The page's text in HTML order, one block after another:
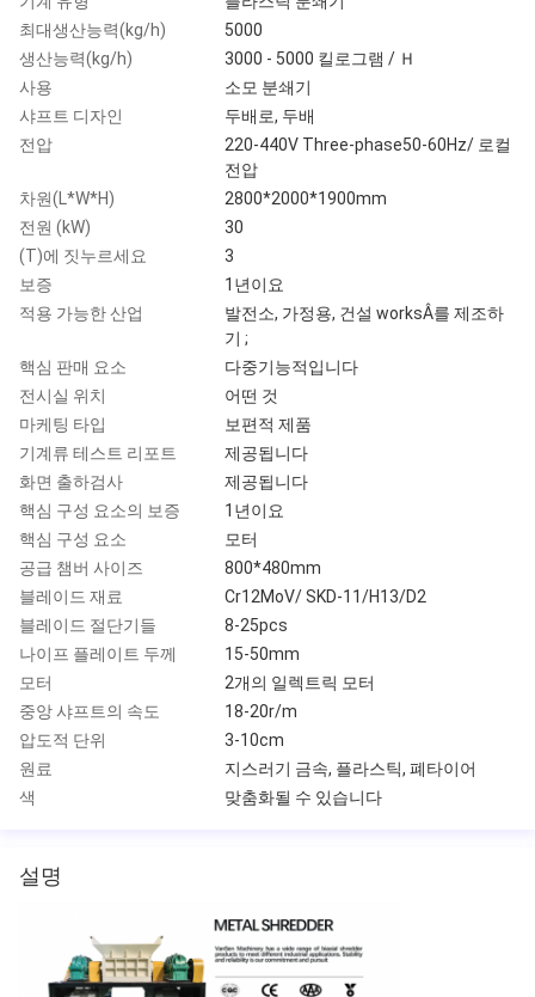
최대생산능력(kg/h)
5000
생산능력(kg/h)
3000 - 5000 킬로그램 / Ｈ
사용
소모 분쇄기
샤프트 디자인
두배로, 두배
전압
220-440V Three-phase50-60Hz/ 로컬
전압
차원(L*W*H)
2800*2000*1900mm
전원 (kW)
30
(T)에 짓누르세요
3
보증
1년이요
적용 가능한 산업
발전소, 가정용, 건설 worksÂ를 제조하
기 ;
핵심 판매 요소
다중기능적입니다
전시실 위치
어떤 것
마케팅 타입
보편적 제품
기계류 테스트 리포트
제공됩니다
화면 출하검사
제공됩니다
핵심 구성 요소의 보증
1년이요
핵심 구성 요소
모터
공급 챔버 사이즈
800*480mm
블레이드 재료
Cr12MoV/ SKD-11/H13/D2
블레이드 절단기들
8-25pcs
나이프 플레이트 두께
15-50mm
모터
2개의 일렉트릭 모터
중앙 샤프트의 속도
18-20r/m
압도적 단위
3-10cm
원료
지스러기 금속, 플라스틱, 폐타이어
색
맞춤화될 수 있습니다
설명